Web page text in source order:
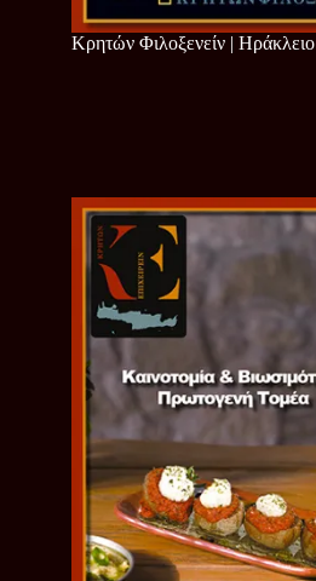
Κρητών Φιλοξενείν | Ηράκλειο